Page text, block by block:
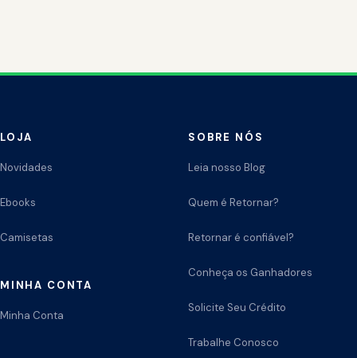
LOJA
Novidades
Ebooks
Camisetas
MINHA CONTA
Minha Conta
SOBRE NÓS
Leia nosso Blog
Quem é Retornar?
Retornar é confiável?
Conheça os Ganhadores
Solicite Seu Crédito
Trabalhe Conosco